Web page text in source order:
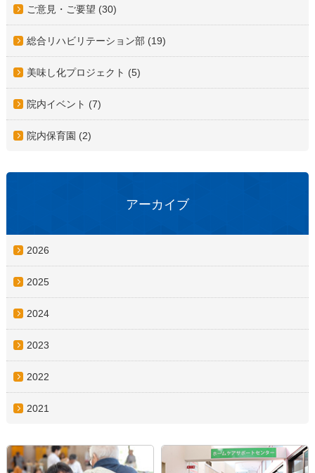
ご意見・ご要望 (30)
総合リハビリテーション部 (19)
美味し化プロジェクト (5)
院内イベント (7)
院内保育園 (2)
アーカイブ
2026
2025
2024
2023
2022
2021